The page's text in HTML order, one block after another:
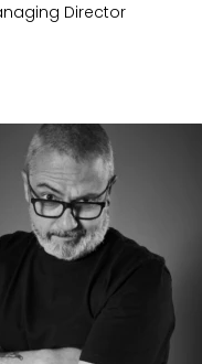
Director